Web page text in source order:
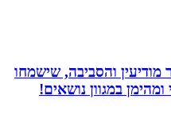
והסביבה, שישמחו
במגוון נושאים!